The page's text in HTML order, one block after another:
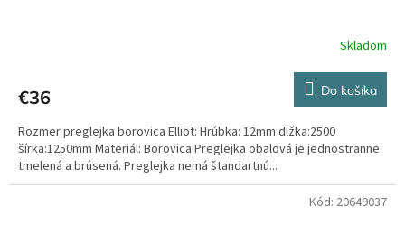
Skladom
€36 Do košíka
Rozmer preglejka borovica Elliot: Hrúbka: 12mm dlžka:2500
šírka:1250mm Materiál: Borovica Preglejka obalová je jednostranne
tmelená a brúsená. Preglejka nemá štandartnú...
Kód: 20649037